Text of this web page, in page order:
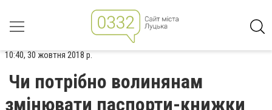
10:40, 30 жовтня 2018 р.
Чи потрібно волинянам
змінювати паспорти-книжки